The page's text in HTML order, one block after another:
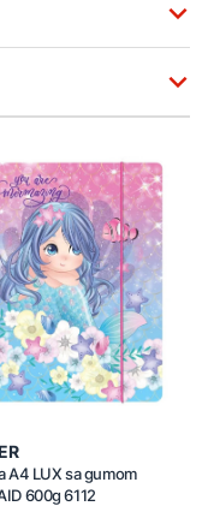
A4 LUX sa gumom
600g 6112